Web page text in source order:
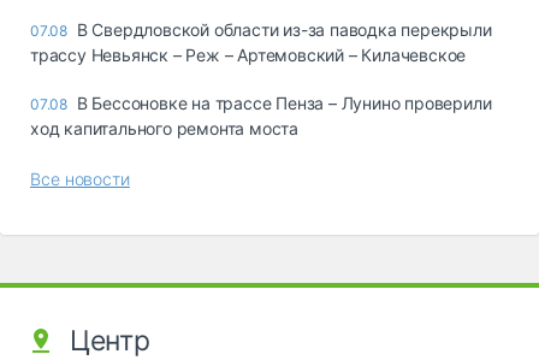
07.08 В Свердловской области из-за паводка перекрыли
трассу Невьянск – Реж – Артемовский – Килачевское
07.08 В Бессоновке на трассе Пенза – Лунино проверили
ход капитального ремонта моста
Все новости
Центр